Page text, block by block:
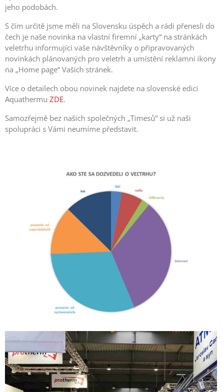
jeho podobách.
S čím určitě jsme měli na Slovensku úspěch a rádi přenesli do
čech je naše novinka na vlastní firemní „karty“ na stránkách
veletrhu informující vaše návštěvníky o připravovaných
novinkách plánovaných pro veletrh a umístění reklamní ikony
na „Home page“ Vašich stránek.
Více o detailech obou novinek najdete na slovenské edici
Aquathermu ZDE.
Samozřejmě bez našich společných „Timesů“ si už naši
spolupráci s Vámi neumíme představit.